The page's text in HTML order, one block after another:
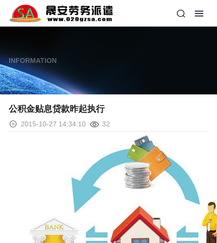
INFORMATION
公积金贴息贷款昨起执行
2015-10-27 14:34:10 32